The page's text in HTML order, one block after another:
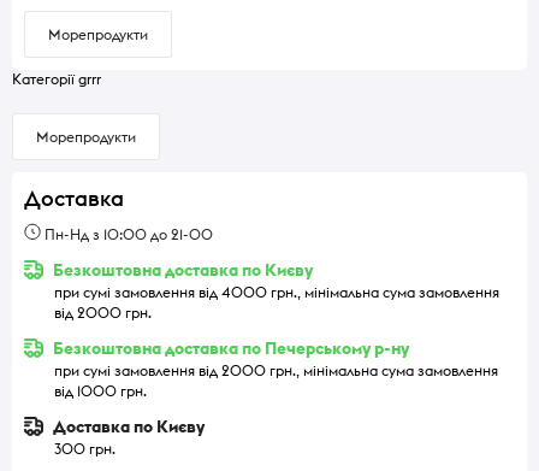
Морепродукти
Категорії grrr
Морепродукти
Доставка
Пн-Нд з 10:00 до 21-00
Безкоштовна доставка по Києву
при сумі замовлення від 4000 грн., мінімальна сума замовлення
від 2000 грн.
Безкоштовна доставка по Печерському р-ну
при сумі замовлення від 2000 грн., мінімальна сума замовлення
від 1000 грн.
Доставка по Києву
300 грн.